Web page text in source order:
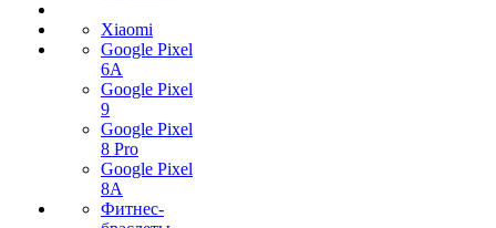
Xiaomi
Google Pixel
6A
Google Pixel
9
Google Pixel
8 Pro
Google Pixel
8A
Фитнес-